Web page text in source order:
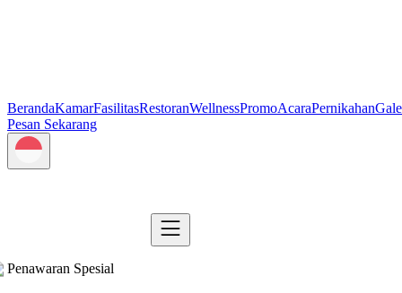
BerandaKamarFasilitasRestoranWellnessPromoAcaraPernikahan
Pesan Sekarang
Penawaran Spesial